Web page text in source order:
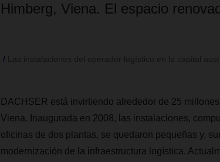
Himberg, Viena. El espacio
DACHSER está invirtiendo alrededor de 25
Viena. Inaugurada en 2008, las instalaciones,
oficinas de dos plantas, se quedaron pequeñas y,
modernización de la infraestructura logística.